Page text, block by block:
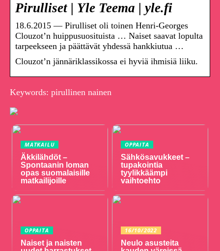
Pirulliset | Yle Teema | yle.fi
18.6.2015 — Pirulliset oli toinen Henri-Georges
Clouzot’n huippusuosituista … Naiset saavat lopulta
tarpeekseen ja päättävät yhdessä hankkiutua …
Clouzot’n jännäriklassikossa ei hyviä ihmisiä liiku.
Keywords: pirullinen nainen
MATKAILU
Äkkilähdöt –
Spontaanin loman
opas suomalaisille
matkailijoille
OPPAITA
Sähkösavukkeet –
tupakointia
tyylikkäämpi
vaihtoehto
OPPAITA
Naiset ja naisten
16/10/2022
Neulo asusteita